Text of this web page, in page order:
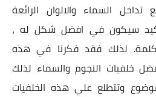
السماء والالوان الرائعة
سيكون في افضل شكل له ،
لذلك فقد فكرنا في هذه
خلفيات النجوم والسماء لذلك
وتتطلع علي هذه الخلفيات